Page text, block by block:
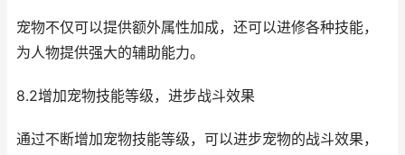
宠物不仅可以提供额外属性加成，还可以进修各种技能，
为人物提供强大的辅助能力。
8.2增加宠物技能等级，进步战斗效果
通过不断增加宠物技能等级，可以进步宠物的战斗效果，